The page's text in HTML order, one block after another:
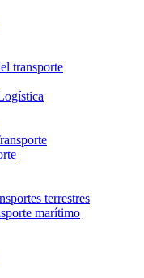
transporte
terrestres
marítimo